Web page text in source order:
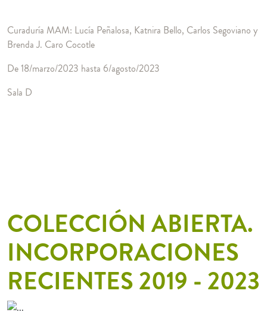
Curaduría MAM: Lucía Peñalosa, Katnira Bello, Carlos Segoviano y
Brenda J. Caro Cocotle
De 18/marzo/2023 hasta 6/agosto/2023
Sala D
COLECCIÓN ABIERTA.
INCORPORACIONES
RECIENTES 2019 - 2023